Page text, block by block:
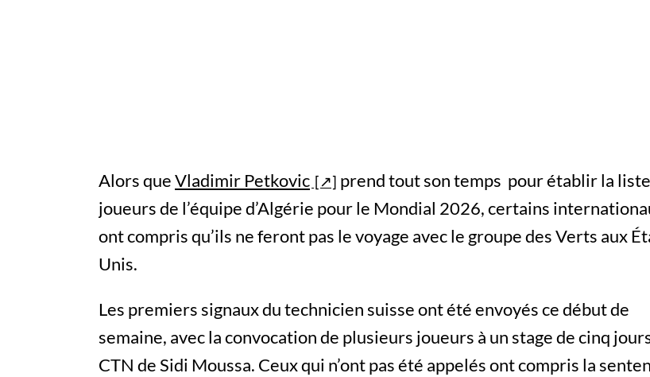
Alors queVladimir Petkovic
prend tout son temps pour établir la
joueurs de l’équipe d’Algérie pour le Mondial 2026, certains
ont compris qu’ils ne feront pas le voyage avec le groupe des Verts aux
Unis.
Les premiers signaux du technicien suisse ont été envoyés ce début de
semaine, avec la convocation de plusieurs joueurs à un stage de cinq
CTN de Sidi Moussa. Ceux qui n’ont pas été appelés ont compris la